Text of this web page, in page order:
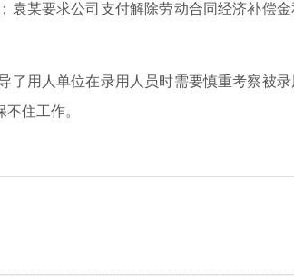
袁某要求公司支付解除劳动合同经济补偿
用人单位在录用人员时需要慎重考察被录
住工作。